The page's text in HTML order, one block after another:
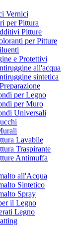
Vernici
per Pittura
Pitture
per Pitture
e Protettivi
all'acqua
sintetica
per Legno
per Muro
Universali
Lavabile
Traspirante
Antimuffa
all'Acqua
Sintetico
Spray
il Legno
Legno